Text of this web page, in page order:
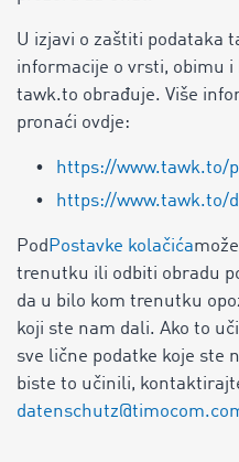
U izjavi o zaštiti podataka
informacije o vrsti, obimu
tawk.to obrađuje. Više
pronaći ovdje:
https://www.tawk.to/
https://www.tawk.to/
Pod Postavke kolačića
trenutku ili odbiti obradu
da u bilo kom trenutku
koji ste nam dali. Ako to
sve lične podatke koje ste
biste to učinili,